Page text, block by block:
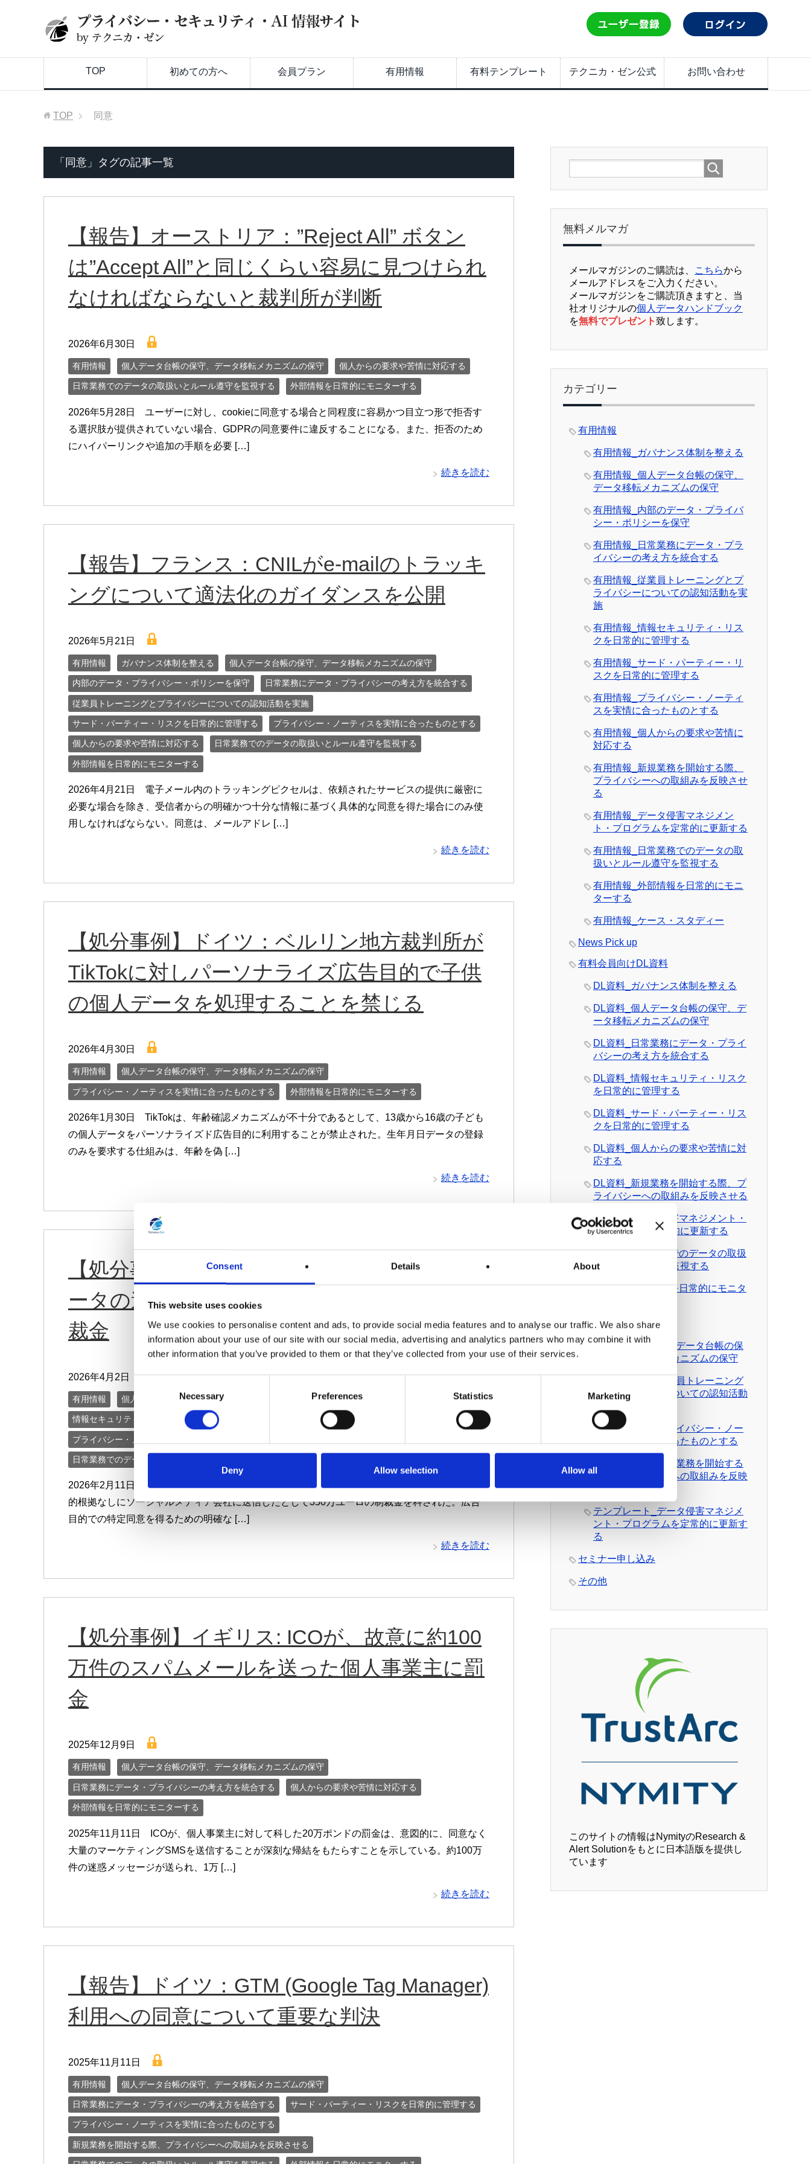
Consent Details About
This website uses cookies
We use cookies to personalise content and ads, to provide social media features and to analyse our traffic. We also share
information about your use of our site with our social media, advertising and analytics partners who may combine it with
other information that you’ve provided to them or that they’ve collected from your use of their services.
o
n
e
n
t
S
e
l
e
n
Necessary Preferences Statistics Marketing
Deny Allow selection Allow all
TOP 初めての方へ 会員プラン 有用情報 有料テンプレート テクニカ・ゼン公式 お問い合わせ
TOP 同意
「同意」タグの記事一覧
【報告】オーストリア：”Reject All” ボタン
は”Accept All”と同じくらい容易に見つけられ
なければならないと裁判所が判断
2026年6月30日 lock
有用情報 個人データ台帳の保守、データ移転メカニズムの保守 個人からの要求や苦情に対応する
日常業務でのデータの取扱いとルール遵守を監視する 外部情報を日常的にモニターする
2026年5月28日 ユーザーに対し、cookieに同意する場合と同程度に容易かつ目立つ形で拒否す
る選択肢が提供されていない場合、GDPRの同意要件に違反することになる。また、拒否のため
にハイパーリンクや追加の手順を必要 […]
続きを読む
【報告】フランス：CNILがe-mailのトラッキ
ングについて適法化のガイダンスを公開
2026年5月21日 lock
有用情報 ガバナンス体制を整える 個人データ台帳の保守、データ移転メカニズムの保守
内部のデータ・プライバシー・ポリシーを保守 日常業務にデータ・プライバシーの考え方を統合する
従業員トレーニングとプライバシーについての認知活動を実施
サード・パーティー・リスクを日常的に管理する プライバシー・ノーティスを実情に合ったものとする
個人からの要求や苦情に対応する 日常業務でのデータの取扱いとルール遵守を監視する
外部情報を日常的にモニターする
2026年4月21日 電子メール内のトラッキングピクセルは、依頼されたサービスの提供に厳密に
必要な場合を除き、受信者からの明確かつ十分な情報に基づく具体的な同意を得た場合にのみ使
用しなければならない。同意は、メールアドレ […]
続きを読む
【処分事例】ドイツ：ベルリン地方裁判所が
TikTokに対しパーソナライズ広告目的で子供
の個人データを処理することを禁じる
2026年4月30日 lock
有用情報 個人データ台帳の保守、データ移転メカニズムの保守
プライバシー・ノーティスを実情に合ったものとする 外部情報を日常的にモニターする
2026年1月30日 TikTokは、年齢確認メカニズムが不十分であるとして、13歳から16歳の子ども
の個人データをパーソナライズド広告目的に利用することが禁止された。生年月日データの登録
のみを要求する仕組みは、年齢を偽 […]
続きを読む
【処分事例】フランス：広告目的での顧客デ
ータの違法な販売に対して350万ユーロの制
裁金
2026年4月2日 lock
有用情報 個人データ台帳の保守、データ移転メカニズムの保守
情報セキュリティ・リスクを日常的に管理する サード・パーティー・リスクを日常的に管理する
プライバシー・ノーティスを実情に合ったものとする
日常業務でのデータの取扱いとルール遵守を監視する
2026年2月11日 1,000万人以上のロイヤルティ会員の連絡先情報を有する小売業者が、有効な法
的根拠なしにソーシャルメディア会社に送信したとして350万ユーロの制裁金を科された。広告
目的での特定同意を得るための明確な […]
続きを読む
【処分事例】イギリス: ICOが、故意に約100
万件のスパムメールを送った個人事業主に罰
金
2025年12月9日 lock
有用情報 個人データ台帳の保守、データ移転メカニズムの保守
日常業務にデータ・プライバシーの考え方を統合する 個人からの要求や苦情に対応する
外部情報を日常的にモニターする
2025年11月11日 ICOが、個人事業主に対して科した20万ポンドの罰金は、意図的に、同意なく
大量のマーケティングSMSを送信することが深刻な帰結をもたらすことを示している。約100万
件の迷惑メッセージが送られ、1万 […]
続きを読む
【報告】ドイツ：GTM (Google Tag Manager)
利用への同意について重要な判決
2025年11月11日 lock
有用情報 個人データ台帳の保守、データ移転メカニズムの保守
日常業務にデータ・プライバシーの考え方を統合する サード・パーティー・リスクを日常的に管理する
プライバシー・ノーティスを実情に合ったものとする
新規業務を開始する際、プライバシーへの取組みを反映させる
無料メルマガ
メールマガジンのご購読は、 こちらから
メールアドレスをご入力ください。
メールマガジンをご購読頂きますと、当
社オリジナルの個人データハンドブック
を無料でプレゼント致します。
カテゴリー
有用情報
有用情報_ガバナンス体制を整える
有用情報_個人データ台帳の保守、
データ移転メカニズムの保守
有用情報_内部のデータ・プライバ
シー・ポリシーを保守
有用情報_日常業務にデータ・プラ
イバシーの考え方を統合する
有用情報_従業員トレーニングとプ
ライバシーについての認知活動を実
施
有用情報_情報セキュリティ・リス
クを日常的に管理する
有用情報_サード・パーティー・リ
スクを日常的に管理する
有用情報_プライバシー・ノーティ
スを実情に合ったものとする
有用情報_個人からの要求や苦情に
対応する
有用情報_新規業務を開始する際、
プライバシーへの取組みを反映させ
る
有用情報_データ侵害マネジメン
ト・プログラムを定常的に更新する
有用情報_日常業務でのデータの取
扱いとルール遵守を監視する
有用情報_外部情報を日常的にモニ
ターする
有用情報_ケース・スタディー
News Pick up
有料会員向けDL資料
DL資料_ガバナンス体制を整える
DL資料_個人データ台帳の保守、デ
ータ移転メカニズムの保守
DL資料_日常業務にデータ・プライ
バシーの考え方を統合する
DL資料_情報セキュリティ・リスク
を日常的に管理する
DL資料_サード・パーティー・リス
クを日常的に管理する
DL資料_個人からの要求や苦情に対
応する
DL資料_新規業務を開始する際、プ
ライバシーへの取組みを反映させる
DL資料_データ侵害マネジメント・
プログラムを定常的に更新する
DL資料_日常業務でのデータの取扱
いとルール遵守を監視する
DL資料_外部情報を日常的にモニタ
有料テンプレート
テンプレート_個人データ台帳の保
守、データ移転メカニズムの保守
テンプレート_従業員トレーニング
とプライバシーについての認知活動
テンプレート_プライバシー・ノー
ティスを実情に合ったものとする
テンプレート_新規業務を開始する
際、プライバシーへの取組みを反映
させる
テンプレート_データ侵害マネジメ
ント・プログラムを定常的に更新す
る
セミナー申し込み
その他
このサイトの情報はNymityのResearch &
Alert Solutionをもとに日本語版を提供し
ています